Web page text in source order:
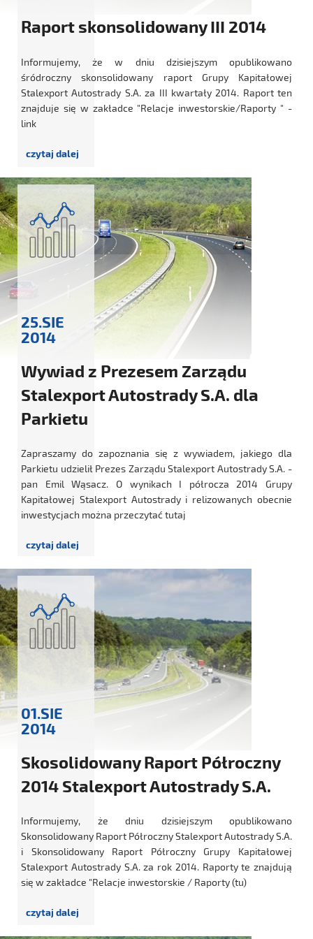
Raport skonsolidowany III 2014
Informujemy, że w dniu dzisiejszym opublikowano
śródroczny skonsolidowany raport Grupy Kapitałowej
Stalexport Autostrady S.A. za III kwartały 2014. Raport ten
znajduje się w zakładce "Relacje inwestorskie/Raporty " -
link
25.SIE
2014
Wywiad z Prezesem Zarządu
Stalexport Autostrady S.A. dla
Parkietu
Zapraszamy do zapoznania się z wywiadem, jakiego dla
Parkietu udzielił Prezes Zarządu Stalexport Autostrady S.A. -
pan Emil Wąsacz. O wynikach I półrocza 2014 Grupy
Kapitałowej Stalexport Autostrady i relizowanych obecnie
inwestycjach można przeczytać tutaj
01.SIE
2014
Skosolidowany Raport Półroczny
2014 Stalexport Autostrady S.A.
Informujemy, że dniu dzisiejszym opublikowano
Skonsolidowany Raport Półroczny Stalexport Autostrady S.A.
i Skonsolidowany Raport Półroczny Grupy Kapitałowej
Stalexport Autostrady S.A. za rok 2014. Raporty te znajdują
się w zakładce "Relacje inwestorskie / Raporty (tu)